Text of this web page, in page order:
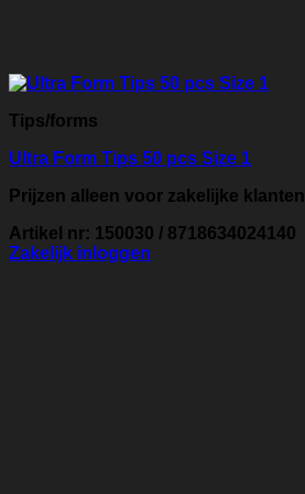
Tips/forms
Ultra Form Tips 50 pcs Size 1
Prijzen alleen voor zakelijke klanten
Artikel nr: 150030 / 8718634024140
Zakelijk inloggen